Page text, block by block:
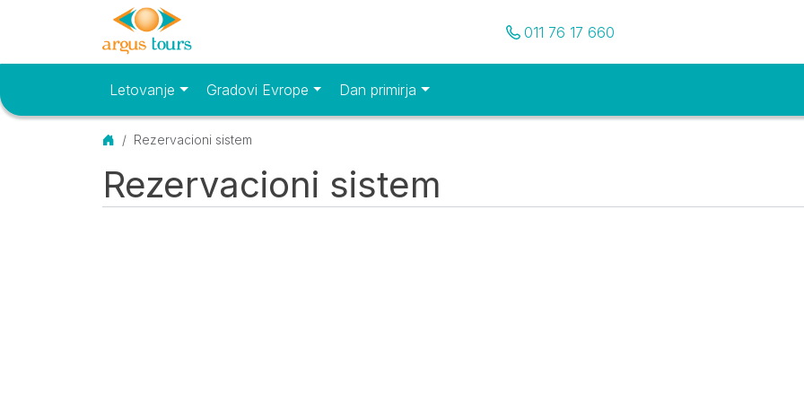
Pozovite nas
011 76 17 660
Osnovni meniLetovanje Gradovi Evrope Dan primirja
Početna
Rezervacioni sistem
Rezervacioni sistem